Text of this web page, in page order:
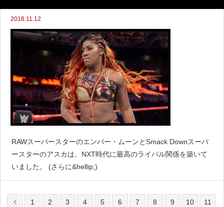
2018.11.12
RAWスーパースターのエンバー・ムーンとSmack Downスーパ
ースターのアスカは、NXT時代に最高のライバル関係を築いて
いました。 (さらに&hellip;)
1 2 3 4 5 6 7 8 9 10
11